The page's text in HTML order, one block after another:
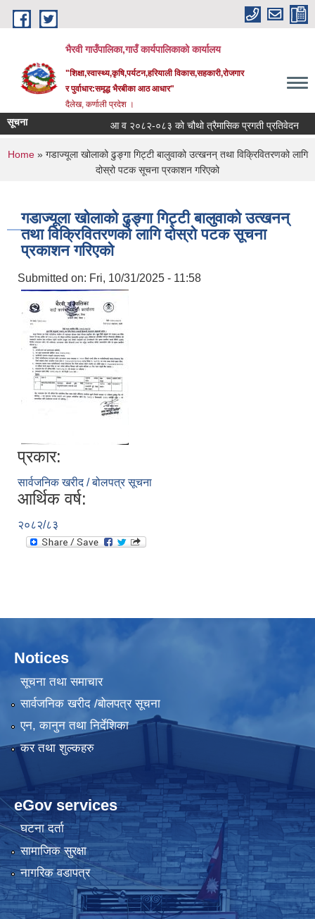
Skip to main content
भैरवी गाउँपालिका,गाउँ कार्यपालिकाको कार्यालय
"शिक्षा,स्वास्थ्य,कृषि,पर्यटन,हरियाली विकास,सहकारी,रोजगार
र पुर्वाधार:समृद्ध भैरबीका आठ आधार"
दैलेख, कर्णाली प्रदेश ।
सूचना आ व २०८२-०८३ को चौथो त्रैमासिक प्रगती प्रतिवेदन
You are here
Home» गडाज्यूला खोलाको ढुङ्गा गिट्टी बालुवाको उत्खनन् तथा विक्रिवितरणको लागि
दोस्रो पटक सूचना प्रकाशन गरिएको
गडाज्यूला खोलाको ढुङ्गा गिट्टी बालुवाको उत्खनन्
तथा विक्रिवितरणको लागि दोस्रो पटक सूचना
प्रकाशन गरिएको
Submitted on: Fri, 10/31/2025 - 11:58
प्रकार:
सार्वजनिक खरीद / बोलपत्र सूचना
आर्थिक वर्ष:
२०८२/८३
Notices
सूचना तथा समाचार
सार्वजनिक खरीद /बोलपत्र सूचना
एन, कानुन तथा निर्देशिका
कर तथा शुल्कहरु
eGov services
घटना दर्ता
सामाजिक सुरक्षा
नागरिक वडापत्र